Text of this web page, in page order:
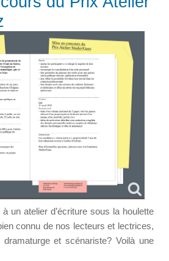
un atelier d’écriture sous la houlette
connu de nos lecteurs et lectrices,
dramaturge et scénariste? Voilà une